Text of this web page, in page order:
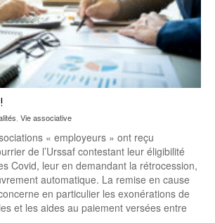
Vie associative
« employeurs » ont reçu
de l’Urssaf contestant leur éligibilité
Covid, leur en demandant la rétrocession,
automatique. La remise en cause
en particulier les exonérations de
et les aides au paiement versées entre